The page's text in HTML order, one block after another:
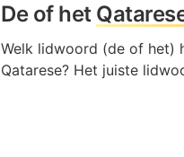
De of het
Welk lidwoord (de of het)
Qatarese? Het juiste